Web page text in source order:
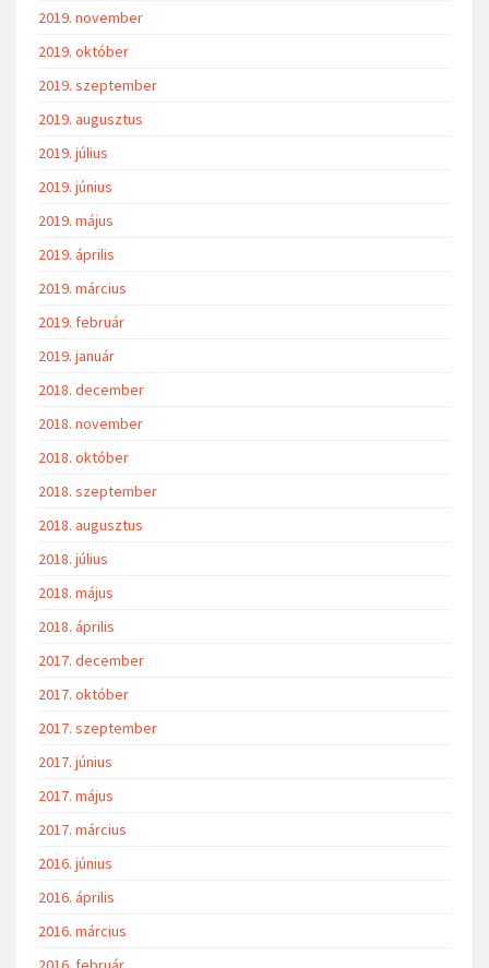
2019. november
2019. október
2019. szeptember
2019. augusztus
2019. július
2019. június
2019. május
2019. április
2019. március
2019. február
2019. január
2018. december
2018. november
2018. október
2018. szeptember
2018. augusztus
2018. július
2018. május
2018. április
2017. december
2017. október
2017. szeptember
2017. június
2017. május
2017. március
2016. június
2016. április
2016. március